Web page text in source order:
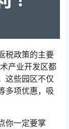
税政策的主要
产业开发区都
这些园区不仅
多项优惠，吸
你一定要掌